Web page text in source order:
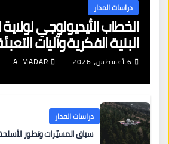
دراسات المدار
الخطاب الأيديولوجي
البنية الفكرية وآليات
6 أغسطس، 2026 ALMADAR
دراسات المدار
سباق المسيّرات وتطور الأسلحة